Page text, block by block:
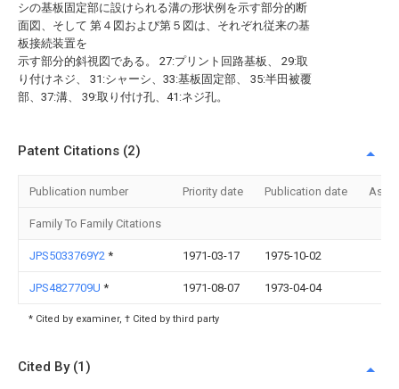
シの基板固定部に設けられる溝の形状例を示す部分的断
面図、そして 第４図および第５図は、それぞれ従来の基
板接続装置を
示す部分的斜視図である。 27:プリント回路基板、 29:取
り付けネジ、 31:シャーシ、33:基板固定部、 35:半田被覆
部、37:溝、 39:取り付け孔、41:ネジ孔。
Patent Citations (2)
Publication number Priority date Publication date
Family To Family Citations
JPS5033769Y2 * 1971-03-17 1975-10-02
JPS4827709U * 1971-08-07 1973-04-04
* Cited by examiner, † Cited by third party
Cited By (1)